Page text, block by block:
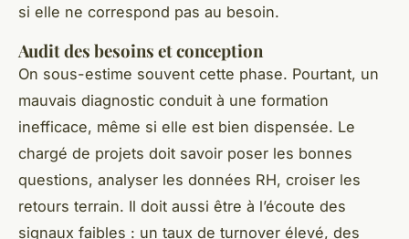
si elle ne correspond pas au besoin.
Audit des besoins et conception
On sous-estime souvent cette phase. Pourtant, un
mauvais diagnostic conduit à une formation
inefficace, même si elle est bien dispensée. Le
chargé de projets doit savoir poser les bonnes
questions, analyser les données RH, croiser les
retours terrain. Il doit aussi être à l’écoute des
signaux faibles : un taux de turnover élevé, des